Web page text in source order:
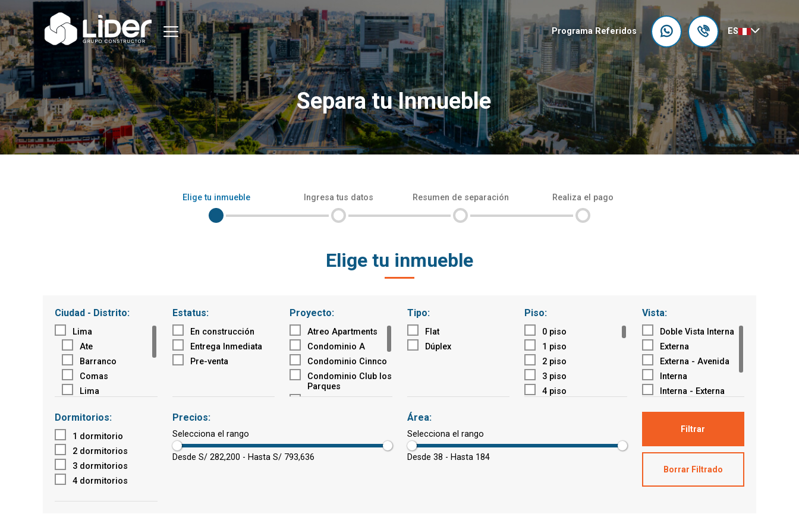
Programa Referidos ES
Separa tu Inmueble
Elige tu inmueble Ingresa tus datos Resumen de separación Realiza el pago
Elige tu inmueble
Ciudad - Distrito:
Lima
Ate
Barranco
Comas
Lima
Santa Anita
Arequipa
Cerro Colorado
José Luis ByR
Estatus:
En construcción
Entrega Inmediata
Pre-venta
Proyecto:
Atreo Apartments
Condominio A
Condominio Cinnco
Condominio Club los
Parques
Living Residencia
Club
Tipo:
Flat
Dúplex
Piso:
0 piso
1 piso
2 piso
3 piso
4 piso
8 piso
Vista:
Doble Vista Interna
Externa
Externa - Avenida
Interna
Interna - Externa
Dormitorios:
1 dormitorio
2 dormitorios
3 dormitorios
4 dormitorios
Precios:
Selecciona el rango
Desde S/ 282,200 - Hasta S/ 793,636
Área:
Selecciona el rango
Desde 38 - Hasta 184
Filtrar
Borrar Filtrado